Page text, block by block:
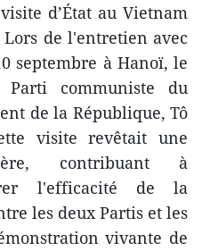
d’État au Vietnam
de l'entretien avec
septembre à Hanoï, le
Parti communiste du
de la République, Tô
visite revêtait une
contribuant à
l'efficacité de la
les deux Partis et les
vivante de